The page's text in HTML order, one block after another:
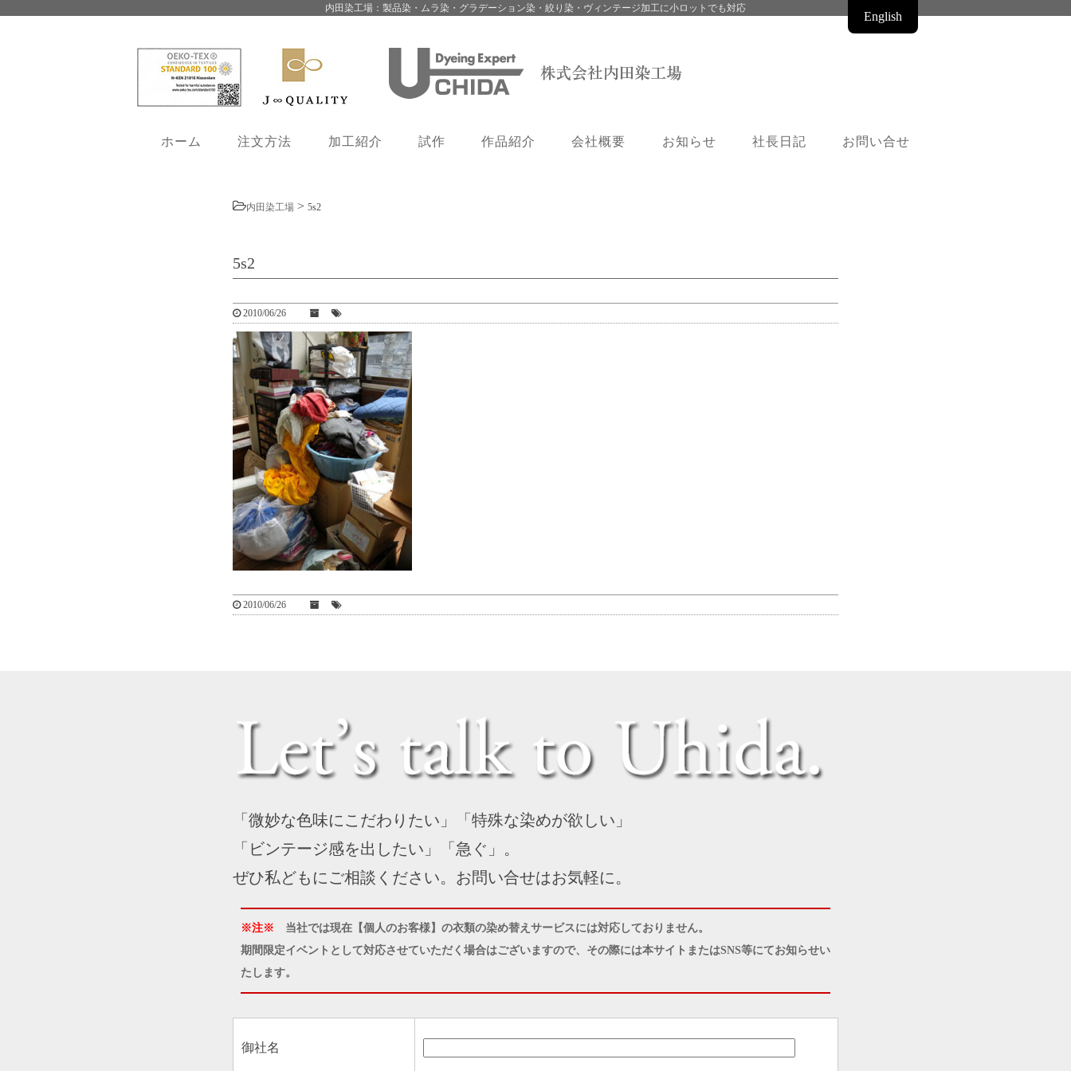
内田染工場：製品染・ムラ染・グラデーション染・絞り染・ヴィンテージ加工に小ロットでも対応
English
ホーム 注文方法 加工紹介 試作 作品紹介 会社概要 お知らせ 社長日記 お問い合せ
内田染工場 > 5s2
5s2
2010/06/26
2010/06/26
「微妙な色味にこだわりたい」「特殊な染めが欲しい」
「ビンテージ感を出したい」「急ぐ」。
ぜひ私どもにご相談ください。お問い合せはお気軽に。
※注※ 当社では現在【個人のお客様】の衣類の染め替えサービスには対応しておりません。
期間限定イベントとして対応させていただく場合はございますので、その際には本サイトまたはSNS等にてお知らせい
たします。
御社名